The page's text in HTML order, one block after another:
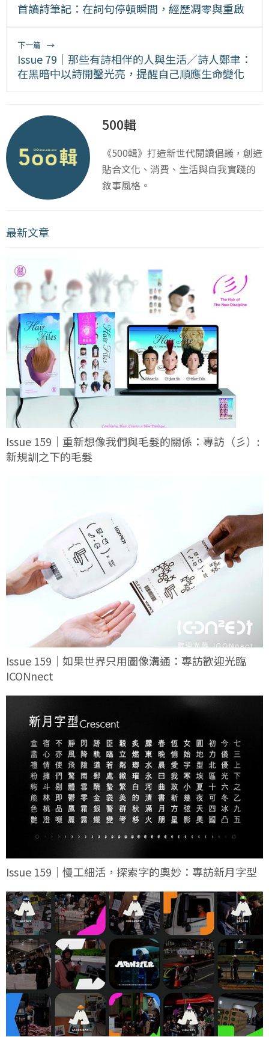
首讀詩筆記：在詞句停頓瞬間，經歷凋零與重啟
下一篇 →
Issue 79｜那些有詩相伴的人與生活／詩人鄭聿：
在黑暗中以詩開鑿光亮，提醒自己順應生命變化
500輯
《500輯》打造新世代閱讀倡議，創造
貼合文化、消費、生活與自我實踐的
敘事風格。
最新文章
Issue 159｜重新想像我們與毛髮的關係：專訪（彡）:
新規訓之下的毛髮
Issue 159｜如果世界只用圖像溝通：專訪歡迎光臨
ICONnect
Issue 159｜慢工細活，探索字的奧妙：專訪新月字型